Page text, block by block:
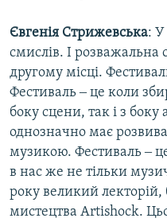
Євгенія Стрижевська: У
смислів. І розважальна
другому місці.
Фестиваль ‒ це коли
боку сцени, так і з боку
однозначно має
музикою. Фестиваль ‒
в нас же не тільки
року великий лекторій,
мистецтва Artishock.